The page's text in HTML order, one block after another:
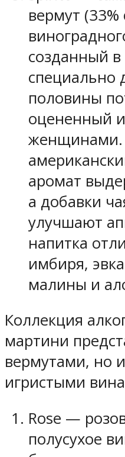
вермут
созданный в
специально
половины
оцененный
женщинами.
аромат
а добавки
улучшают
напитка
имбиря,
малины и
Коллекция
мартини
вермутами, но
игристыми
Rose —
полусухое